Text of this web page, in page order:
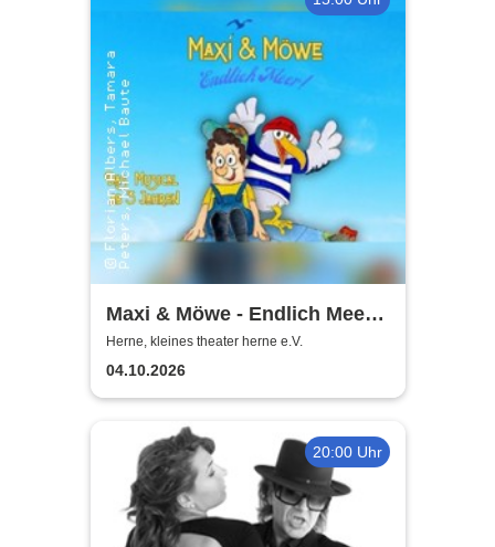
Maxi & Möwe - Endlich Meer!
Interaktives Kindermusical |
Kleines Theater Herne
Herne, kleines theater herne e.V.
04.10.2026
20:00 Uhr